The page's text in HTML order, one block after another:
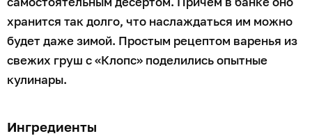
хранится так долго, что наслаждаться им можно
будет даже зимой. Простым рецептом варенья из
свежих груш с «Клопс» поделились опытные
кулинары.
Ингредиенты